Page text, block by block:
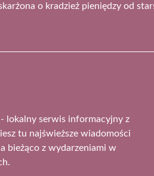
o kradzież pieniędzy od
lokalny serwis informacyjny z
tu najświeższe wiadomości
bieżąco z wydarzeniami w